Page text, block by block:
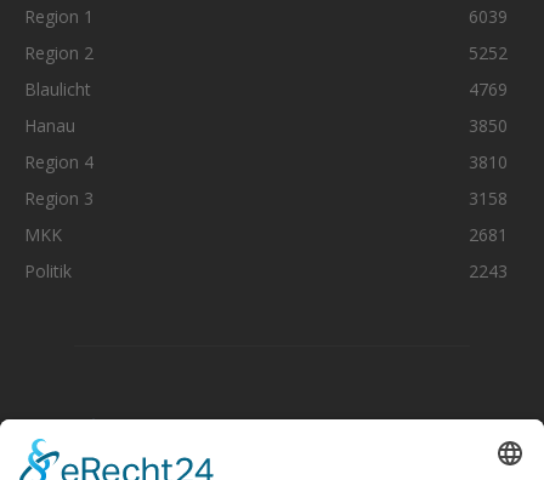
Region 1
6039
Region 2
5252
Blaulicht
4769
Hanau
3850
Region 4
3810
Region 3
3158
MKK
2681
Politik
2243